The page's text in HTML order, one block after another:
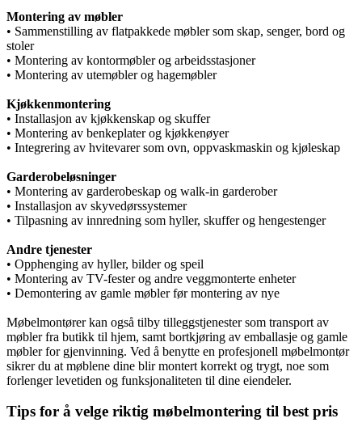
Montering av møbler
• Sammenstilling av flatpakkede møbler som skap, senger, bord og
stoler
• Montering av kontormøbler og arbeidsstasjoner
• Montering av utemøbler og hagemøbler
Kjøkkenmontering
• Installasjon av kjøkkenskap og skuffer
• Montering av benkeplater og kjøkkenøyer
• Integrering av hvitevarer som ovn, oppvaskmaskin og kjøleskap
Garderobeløsninger
• Montering av garderobeskap og walk-in garderober
• Installasjon av skyvedørssystemer
• Tilpasning av innredning som hyller, skuffer og hengestenger
Andre tjenester
• Opphenging av hyller, bilder og speil
• Montering av TV-fester og andre veggmonterte enheter
• Demontering av gamle møbler før montering av nye
Møbelmontører kan også tilby tilleggstjenester som transport av
møbler fra butikk til hjem, samt bortkjøring av emballasje og gamle
møbler for gjenvinning. Ved å benytte en profesjonell møbelmontør
sikrer du at møblene dine blir montert korrekt og trygt, noe som
forlenger levetiden og funksjonaliteten til dine eiendeler.
Tips for å velge riktig møbelmontering til best pris